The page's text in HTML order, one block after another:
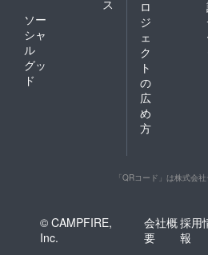
ス
ソー
シャ
ル
グッ
ド
ロ
ジ
ェ
ク
ト
の
広
め
方
「QRコード」は株式会
© CAMPFIRE,
Inc.
会社概
要
採用
報